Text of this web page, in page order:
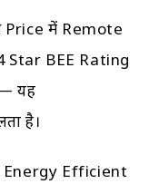
Price में Remote
BEE Rating
यह
है।
Efficient